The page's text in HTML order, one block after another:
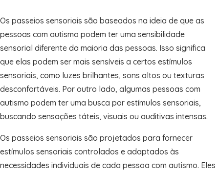
Os passeios sensoriais são baseados na ideia de que as
pessoas com autismo podem ter uma sensibilidade
sensorial diferente da maioria das pessoas. Isso significa
que elas podem ser mais sensíveis a certos estímulos
sensoriais, como luzes brilhantes, sons altos ou texturas
desconfortáveis. Por outro lado, algumas pessoas com
autismo podem ter uma busca por estímulos sensoriais,
buscando sensações táteis, visuais ou auditivas intensas.
Os passeios sensoriais são projetados para fornecer
estímulos sensoriais controlados e adaptados às
necessidades individuais de cada pessoa com autismo. Eles